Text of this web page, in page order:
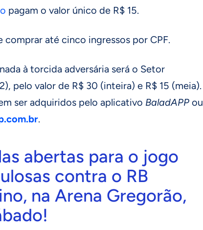
pagam o valor único de R$ 15.
comprar até cinco ingressos por CPF.
à torcida adversária será o Setor
pelo valor de R$ 30 (inteira) e R$ 15 (meia).
ser adquiridos pelo aplicativo BaladAPP ou
.
abertas para o jogo
contra o RB
na Arena Gregorão,